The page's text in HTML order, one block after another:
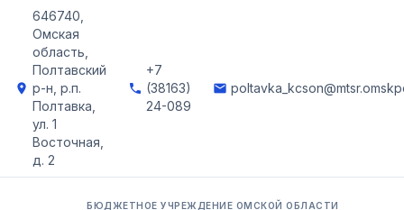
location_on
646740,
Омская
область,
Полтавский
р-н, р.п.
Полтавка,
ул. 1
Восточная,
д. 2
phone
+7
(38163)
24-089
email
БЮДЖЕТНОЕ УЧРЕЖДЕНИЕ ОМСКОЙ ОБЛАСТИ